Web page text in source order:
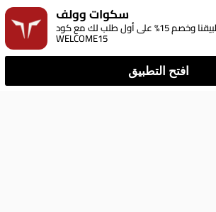
سكوات وولف
نزل تطبيقنا وخصم 15% على أول طلب لك مع كود:
WELCOME15
افتح التطبيق